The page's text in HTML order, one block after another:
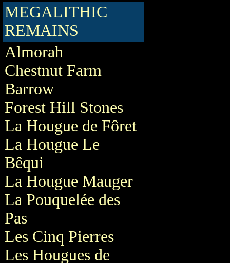
MEGALITHIC
REMAINS
Almorah
Chestnut Farm
Barrow
Forest Hill Stones
La Hougue de Fôret
La Hougue Le
Bêqui
La Hougue Mauger
La Pouquelée des
Pas
Les Cinq Pierres
Les Hougues de